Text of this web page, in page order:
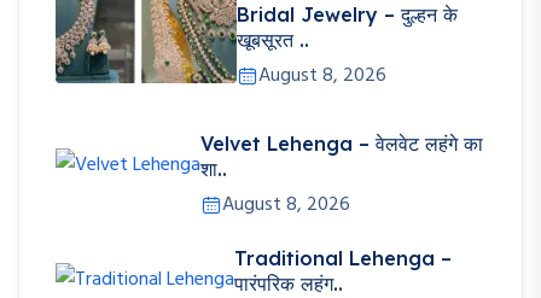
Bridal Jewelry – दुल्हन के
खूबसूरत ..
August 8, 2026
Velvet Lehenga – वेलवेट लहंगे का
शा..
August 8, 2026
Traditional Lehenga –
पारंपरिक लहंग..